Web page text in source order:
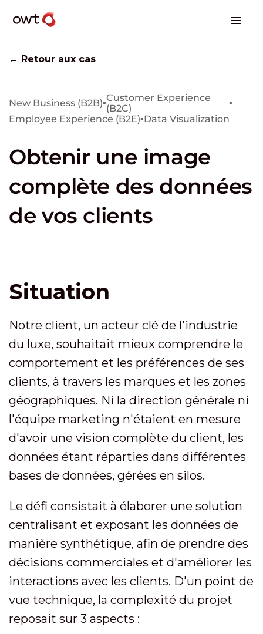
← Retour aux cas
New Business (B2B)▪Customer Experience
(B2C)
▪
Employee Experience (B2E)▪Data Visualization
Obtenir une image
complète des données
de vos clients
Situation
Notre client, un acteur clé de l'industrie
du luxe, souhaitait mieux comprendre le
comportement et les préférences de ses
clients, à travers les marques et les zones
géographiques. Ni la direction générale ni
l'équipe marketing n'étaient en mesure
d'avoir une vision complète du client, les
données étant réparties dans différentes
bases de données, gérées en silos.
Le défi consistait à élaborer une solution
centralisant et exposant les données de
manière synthétique, afin de prendre des
décisions commerciales et d'améliorer les
interactions avec les clients. D'un point de
vue technique, la complexité du projet
reposait sur 3 aspects :